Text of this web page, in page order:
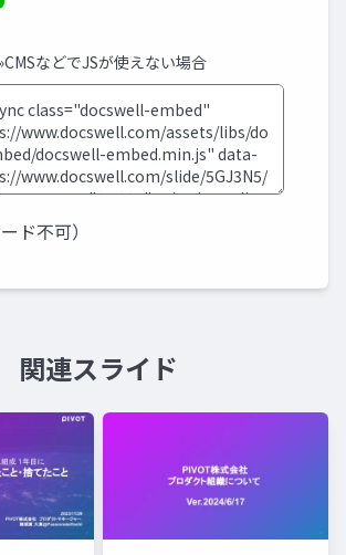
などでJSが使えない場合
ド不可）
関連スライド